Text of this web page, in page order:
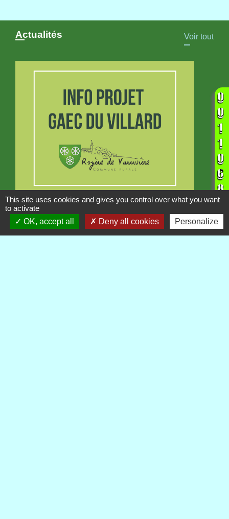
Actualités Voir tout
INFORMATION
Projet GAEC du Villard
This site uses cookies and gives you control over what you want
to activate
OK, accept all
Deny all cookies Personalize